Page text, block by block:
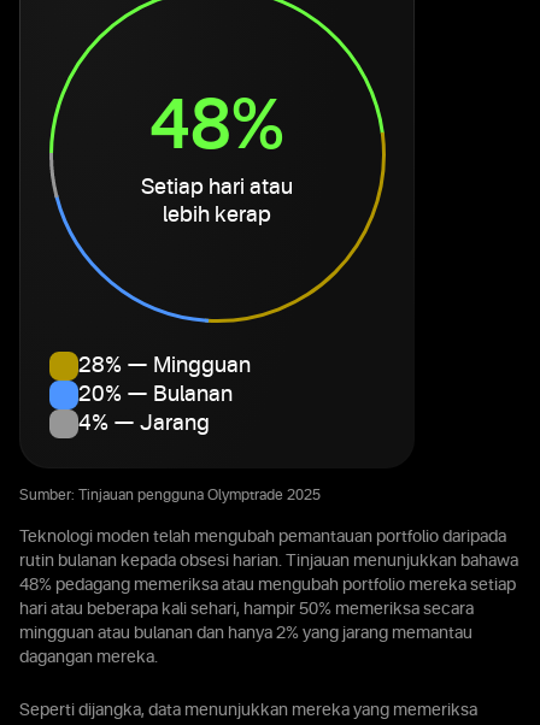
48%
Setiap hari atau
lebih kerap
28% — Mingguan
20% — Bulanan
4% — Jarang
Sumber: Tinjauan pengguna Olymptrade 2025
Teknologi moden telah mengubah pemantauan portfolio daripada
rutin bulanan kepada obsesi harian. Tinjauan menunjukkan bahawa
48% pedagang memeriksa atau mengubah portfolio mereka setiap
hari atau beberapa kali sehari, hampir 50% memeriksa secara
mingguan atau bulanan dan hanya 2% yang jarang memantau
dagangan mereka.
Seperti dijangka, data menunjukkan mereka yang memeriksa